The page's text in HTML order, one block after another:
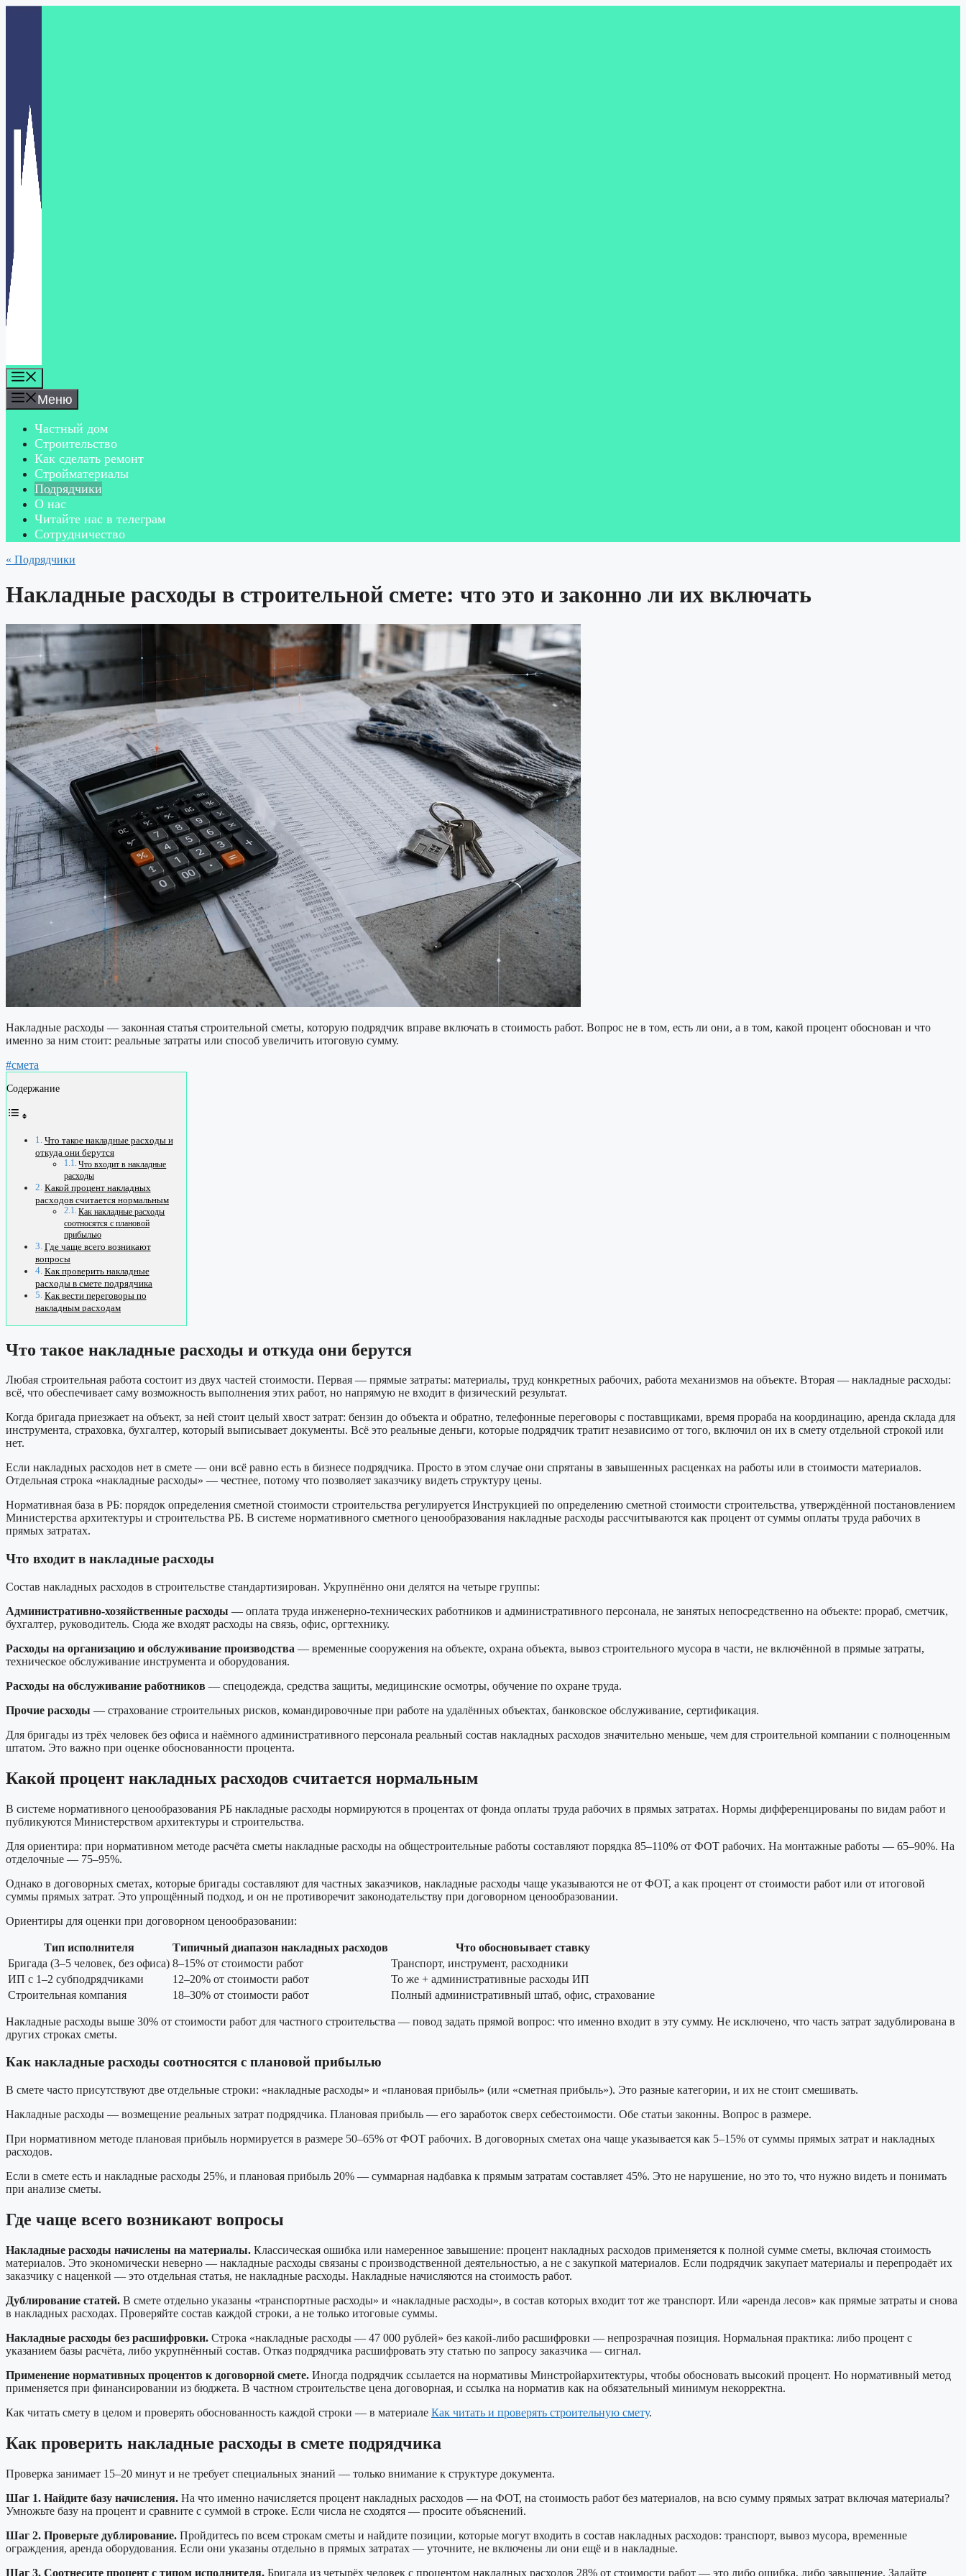
Меню
Частный дом
Строительство
Как сделать ремонт
Стройматериалы
Подрядчики
О нас
Читайте нас в телеграм
Сотрудничество
« Подрядчики
Накладные расходы в строительной смете: что это и законно ли их включать
Накладные расходы — законная статья строительной сметы, которую подрядчик вправе включать в стоимость работ. Вопрос не в том, есть ли они, а в том, какой процент обоснован и что
именно за ним стоит: реальные затраты или способ увеличить итоговую сумму.
#смета
Содержание
Что такое накладные расходы и
откуда они берутся
Что входит в накладные
расходы
Какой процент накладных
расходов считается нормальным
Как накладные расходы
соотносятся с плановой
прибылью
Где чаще всего возникают
вопросы
Как проверить накладные
расходы в смете подрядчика
Как вести переговоры по
накладным расходам
Что такое накладные расходы и откуда они берутся
Любая строительная работа состоит из двух частей стоимости. Первая — прямые затраты: материалы, труд конкретных рабочих, работа механизмов на объекте. Вторая — накладные расходы:
всё, что обеспечивает саму возможность выполнения этих работ, но напрямую не входит в физический результат.
Когда бригада приезжает на объект, за ней стоит целый хвост затрат: бензин до объекта и обратно, телефонные переговоры с поставщиками, время прораба на координацию, аренда склада для
инструмента, страховка, бухгалтер, который выписывает документы. Всё это реальные деньги, которые подрядчик тратит независимо от того, включил он их в смету отдельной строкой или
нет.
Если накладных расходов нет в смете — они всё равно есть в бизнесе подрядчика. Просто в этом случае они спрятаны в завышенных расценках на работы или в стоимости материалов.
Отдельная строка «накладные расходы» — честнее, потому что позволяет заказчику видеть структуру цены.
Нормативная база в РБ: порядок определения сметной стоимости строительства регулируется Инструкцией по определению сметной стоимости строительства, утверждённой постановлением
Министерства архитектуры и строительства РБ. В системе нормативного сметного ценообразования накладные расходы рассчитываются как процент от суммы оплаты труда рабочих в
прямых затратах.
Что входит в накладные расходы
Состав накладных расходов в строительстве стандартизирован. Укрупнённо они делятся на четыре группы:
Административно-хозяйственные расходы — оплата труда инженерно-технических работников и административного персонала, не занятых непосредственно на объекте: прораб, сметчик,
бухгалтер, руководитель. Сюда же входят расходы на связь, офис, оргтехнику.
Расходы на организацию и обслуживание производства — временные сооружения на объекте, охрана объекта, вывоз строительного мусора в части, не включённой в прямые затраты,
техническое обслуживание инструмента и оборудования.
Расходы на обслуживание работников — спецодежда, средства защиты, медицинские осмотры, обучение по охране труда.
Прочие расходы — страхование строительных рисков, командировочные при работе на удалённых объектах, банковское обслуживание, сертификация.
Для бригады из трёх человек без офиса и наёмного административного персонала реальный состав накладных расходов значительно меньше, чем для строительной компании с полноценным
штатом. Это важно при оценке обоснованности процента.
Какой процент накладных расходов считается нормальным
В системе нормативного ценообразования РБ накладные расходы нормируются в процентах от фонда оплаты труда рабочих в прямых затратах. Нормы дифференцированы по видам работ и
публикуются Министерством архитектуры и строительства.
Для ориентира: при нормативном методе расчёта сметы накладные расходы на общестроительные работы составляют порядка 85–110% от ФОТ рабочих. На монтажные работы — 65–90%. На
отделочные — 75–95%.
Однако в договорных сметах, которые бригады составляют для частных заказчиков, накладные расходы чаще указываются не от ФОТ, а как процент от стоимости работ или от итоговой
суммы прямых затрат. Это упрощённый подход, и он не противоречит законодательству при договорном ценообразовании.
Ориентиры для оценки при договорном ценообразовании:
Тип исполнителя Типичный диапазон накладных расходов
Что обосновывает ставку
Бригада (3–5 человек, без офиса) 8–15% от стоимости работ
Транспорт, инструмент, расходники
ИП с 1–2 субподрядчиками
12–20% от стоимости работ
То же + административные расходы ИП
Строительная компания
18–30% от стоимости работ Полный административный штаб, офис, страхование
Накладные расходы выше 30% от стоимости работ для частного строительства — повод задать прямой вопрос: что именно входит в эту сумму. Не исключено, что часть затрат задублирована в
других строках сметы.
Как накладные расходы соотносятся с плановой прибылью
В смете часто присутствуют две отдельные строки: «накладные расходы» и «плановая прибыль» (или «сметная прибыль»). Это разные категории, и их не стоит смешивать.
Накладные расходы — возмещение реальных затрат подрядчика. Плановая прибыль — его заработок сверх себестоимости. Обе статьи законны. Вопрос в размере.
При нормативном методе плановая прибыль нормируется в размере 50–65% от ФОТ рабочих. В договорных сметах она чаще указывается как 5–15% от суммы прямых затрат и накладных
расходов.
Если в смете есть и накладные расходы 25%, и плановая прибыль 20% — суммарная надбавка к прямым затратам составляет 45%. Это не нарушение, но это то, что нужно видеть и понимать
при анализе сметы.
Где чаще всего возникают вопросы
Накладные расходы начислены на материалы. Классическая ошибка или намеренное завышение: процент накладных расходов применяется к полной сумме сметы, включая стоимость
материалов. Это экономически неверно — накладные расходы связаны с производственной деятельностью, а не с закупкой материалов. Если подрядчик закупает материалы и перепродаёт их
заказчику с наценкой — это отдельная статья, не накладные расходы. Накладные начисляются на стоимость работ.
Дублирование статей. В смете отдельно указаны «транспортные расходы» и «накладные расходы», в состав которых входит тот же транспорт. Или «аренда лесов» как прямые затраты и снова
в накладных расходах. Проверяйте состав каждой строки, а не только итоговые суммы.
Накладные расходы без расшифровки. Строка «накладные расходы — 47 000 рублей» без какой-либо расшифровки — непрозрачная позиция. Нормальная практика: либо процент с
указанием базы расчёта, либо укрупнённый состав. Отказ подрядчика расшифровать эту статью по запросу заказчика — сигнал.
Применение нормативных процентов к договорной смете. Иногда подрядчик ссылается на нормативы Минстройархитектуры, чтобы обосновать высокий процент. Но нормативный метод
применяется при финансировании из бюджета. В частном строительстве цена договорная, и ссылка на норматив как на обязательный минимум некорректна.
Как читать смету в целом и проверять обоснованность каждой строки — в материале Как читать и проверять строительную смету.
Как проверить накладные расходы в смете подрядчика
Проверка занимает 15–20 минут и не требует специальных знаний — только внимание к структуре документа.
Шаг 1. Найдите базу начисления. На что именно начисляется процент накладных расходов — на ФОТ, на стоимость работ без материалов, на всю сумму прямых затрат включая материалы?
Умножьте базу на процент и сравните с суммой в строке. Если числа не сходятся — просите объяснений.
Шаг 2. Проверьте дублирование. Пройдитесь по всем строкам сметы и найдите позиции, которые могут входить в состав накладных расходов: транспорт, вывоз мусора, временные
ограждения, аренда оборудования. Если они указаны отдельно в прямых затратах — уточните, не включены ли они ещё и в накладные.
Шаг 3. Соотнесите процент с типом исполнителя. Бригада из четырёх человек с процентом накладных расходов 28% от стоимости работ — это либо ошибка, либо завышение. Задайте